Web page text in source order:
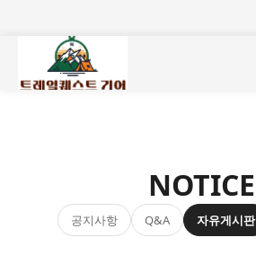
NOTICE
공지사항 Q&A 자유게시판